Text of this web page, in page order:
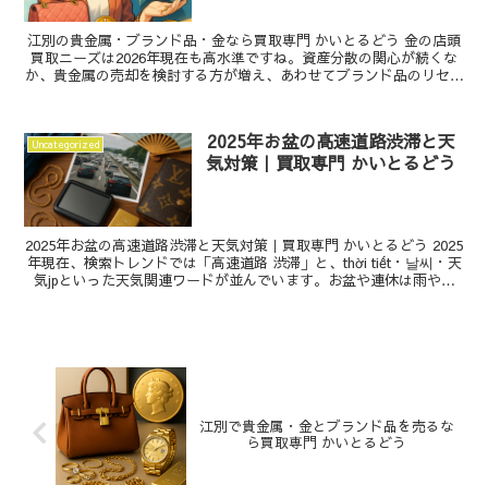
江別の貴金属・ブランド品・金なら買取専門 かいとるどう 金の店頭
買取ニーズは2026年現在も高水準ですね。資産分散の関心が続くな
か、貴金属の売却を検討する方が増え、あわせてブランド品のリセー
Uncategorized
2025年お盆の高速道路渋滞と天
気対策｜買取専門 かいとるどう
2025年お盆の高速道路渋滞と天気対策｜買取専門 かいとるどう 2025
年現在、検索トレンドでは「高速道路 渋滞」と、thời tiết・날씨・天
気jpといった天気関連ワードが並んでいます。お盆や連休は雨や猛
江別で貴金属・金とブランド品を売るな
ら買取専門 かいとるどう